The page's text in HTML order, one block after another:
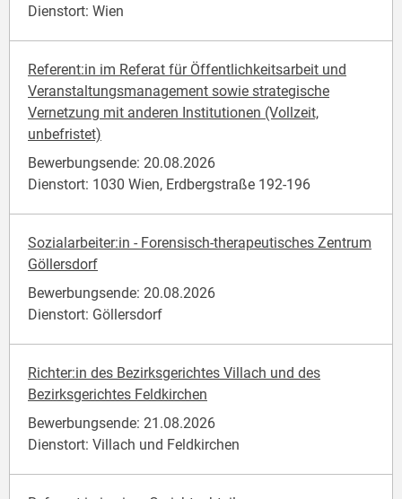
Dienstort: Wien
Referent:in im Referat für Öffentlichkeitsarbeit und
Veranstaltungsmanagement sowie strategische
Vernetzung mit anderen Institutionen (Vollzeit,
unbefristet)
Bewerbungsende: 20.08.2026
Dienstort: 1030 Wien, Erdbergstraße 192-196
Sozialarbeiter:in - Forensisch-therapeutisches Zentrum
Göllersdorf
Bewerbungsende: 20.08.2026
Dienstort: Göllersdorf
Richter:in des Bezirksgerichtes Villach und des
Bezirksgerichtes Feldkirchen
Bewerbungsende: 21.08.2026
Dienstort: Villach und Feldkirchen